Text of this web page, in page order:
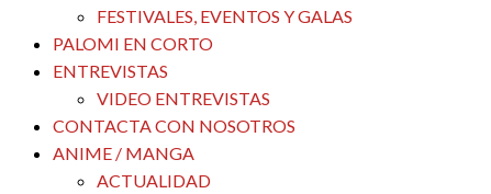
FESTIVALES, EVENTOS Y GALAS
PALOMI EN CORTO
ENTREVISTAS
VIDEO ENTREVISTAS
CONTACTA CON NOSOTROS
ANIME / MANGA
ACTUALIDAD